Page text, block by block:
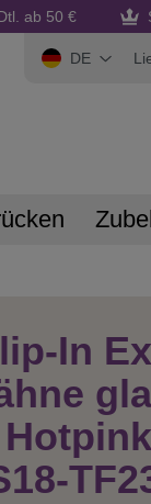
ab 50 €
DE
In